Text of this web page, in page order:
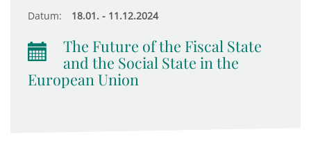
Datum: 18.01. - 11.12.2024
The Future of the Fiscal State
and the Social State in the
European Union